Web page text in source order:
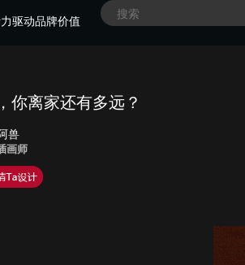
驱动品牌价值
你离家还有多远？
兽
画师